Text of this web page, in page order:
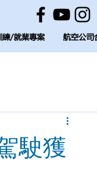
練/就業專案 航空公司
駛獲